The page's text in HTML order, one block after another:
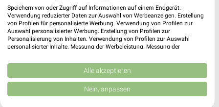
Speichern von oder Zugriff auf Informationen auf einem Endgerät.
Verwendung reduzierter Daten zur Auswahl von Werbeanzeigen. Erstellung
von Profilen für personalisierte Werbung. Verwendung von Profilen zur
Auswahl personalisierter Werbung. Erstellung von Profilen zur
Personalisierung von Inhalten. Verwendung von Profilen zur Auswahl
personalisierter Inhalte. Messung der Werbeleistung. Messung der
Kombinationen von Daten aus verschiedenen Quellen. Entwicklung und
Verbesserung der Angebote. Verwendung reduzierter Daten zur Auswahl
von Inhalten.
Daten können außerhalb der Europäischen Union weitergegeben und in die
USA gesendet werden.
Alle akzeptieren
Nein, anpassen